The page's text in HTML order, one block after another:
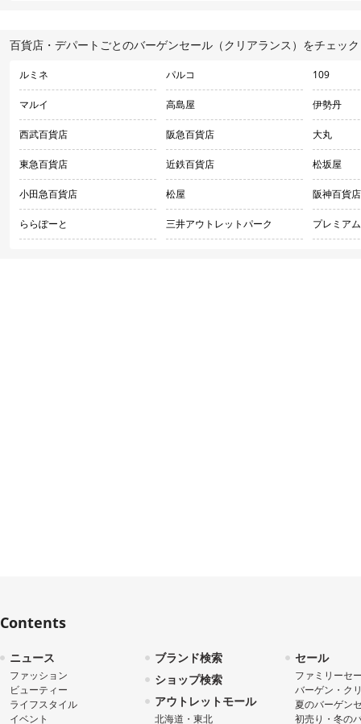
百貨店・デパートごとのバーゲンセール（クリアランス）をチェッ
ルミネ パルコ 109
マルイ 高島屋 伊勢丹
西武百貨店 阪急百貨店 大丸
東急百貨店 近鉄百貨店 松坂屋
小田急百貨店 松屋 阪神百貨店
ららぽーと 三井アウトレットパーク プレミア
Contents
ニュース
ファッション
ビューティー
ライフスタイル
イベント
ブランド検索
ショップ検索
アウトレットモール
北海道・東北
セール
ファミリーセ
バーゲン・ク
夏のバーゲン
初売り・冬の